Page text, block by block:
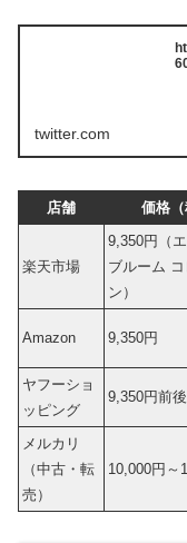
twitter.com
店舗 価格（
楽天市場
9,350円（
ブルーム コ
ン）
Amazon 9,350円
ヤフーショ
ッピング
9,350円前後
メルカリ
（中古・転
売）
10,000円～